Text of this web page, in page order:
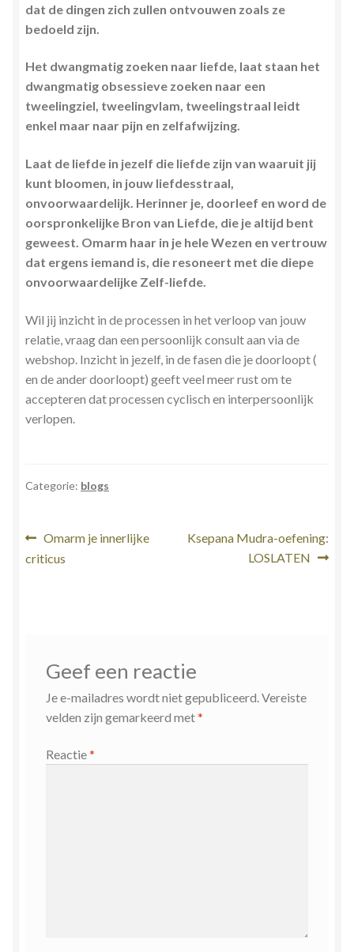
dat de dingen zich zullen ontvouwen zoals ze
bedoeld zijn.
Het dwangmatig zoeken naar liefde, laat staan het
dwangmatig obsessieve zoeken naar een
tweelingziel, tweelingvlam, tweelingstraal leidt
enkel maar naar pijn en zelfafwijzing.
Laat de liefde in jezelf die liefde zijn van waaruit jij
kunt bloomen, in jouw liefdesstraal,
onvoorwaardelijk. Herinner je, doorleef en word de
oorspronkelijke Bron van Liefde, die je altijd bent
geweest. Omarm haar in je hele Wezen en vertrouw
dat ergens iemand is, die resoneert met die diepe
onvoorwaardelijke Zelf-liefde.
Wil jij inzicht in de processen in het verloop van jouw
relatie, vraag dan een persoonlijk consult aan via de
webshop. Inzicht in jezelf, in de fasen die je doorloopt (
en de ander doorloopt) geeft veel meer rust om te
accepteren dat processen cyclisch en interpersoonlijk
verlopen.
Categorie: blogs
Bericht
navigatie
Vorig
bericht:
Omarm je innerlijke
criticus
Volgend
Ksepana Mudra-oefening:
LOSLATEN
Geef een reactie
Je e-mailadres wordt niet gepubliceerd. Vereiste
velden zijn gemarkeerd met*
Reactie*